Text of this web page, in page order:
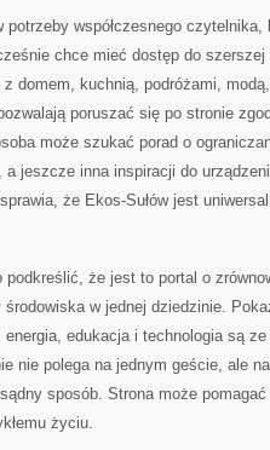
potrzeby współczesnego
chce mieć dostęp do szerszej
domem, kuchnią, podróżami,
poruszać się po stronie
może szukać porad o
jeszcze inna inspiracji do
że Ekos-Sułów jest
podkreślić, że jest to portal o
w jednej dziedzinie.
edukacja i technologia są ze
nie polega na jednym geście, ale
sposób. Strona może
życiu.